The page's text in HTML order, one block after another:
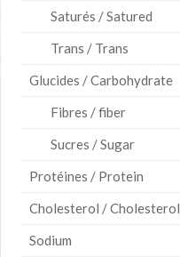
Saturés / Satured
Trans / Trans
Glucides / Carbohydrate
Fibres / fiber
Sucres / Sugar
Protéines / Protein
Cholesterol / Cholesterol
Sodium